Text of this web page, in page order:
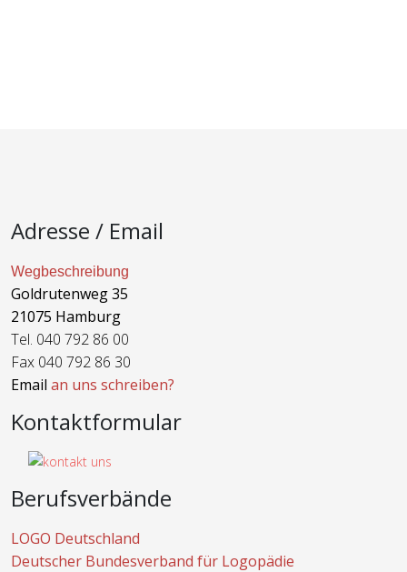
Adresse / Email
Wegbeschreibung
Goldrutenweg 35
21075 Hamburg
Tel. 040 792 86 00
Fax 040 792 86 30
Email an uns schreiben?
Kontaktformular
Berufsverbände
LOGO Deutschland
Deutscher Bundesverband für Logopädie